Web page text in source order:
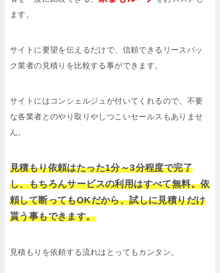
ます。
サイトに要望を伝えるだけで、信頼できるリースバッ
ク業者の見積りを比較する事ができます。
サイトにはコンシェルジュが付いてくれるので、不要
な各業者とのやり取りやしつこいセールスもありませ
ん。
見積もり依頼はたった1分～3分程度で完了
し、もちろんサービスの利用はすべて無料。依
頼して断ってもOKだから、試しに見積りだけ
貰う事もできます。
見積もりを依頼する流れはとってもカンタン。